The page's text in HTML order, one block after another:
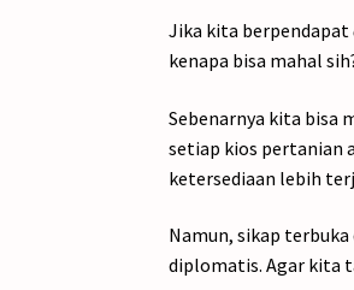
Jika kita berpendapat
kenapa bisa mahal
Sebenarnya kita bisa
setiap kios pertanian
ketersediaan lebih
Namun, sikap
diplomatis. Agar kita